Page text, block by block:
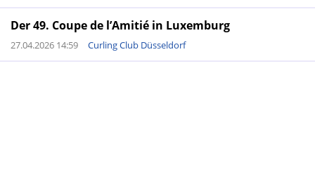
Der 49. Coupe de l’Amitié in Luxemburg
27.04.2026 14:59 Curling Club Düsseldorf